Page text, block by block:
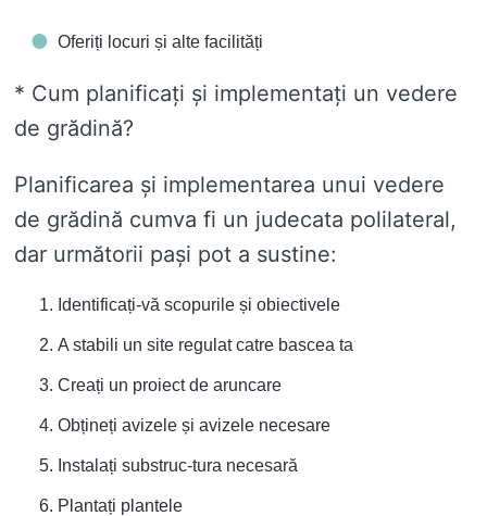
Oferiți locuri și alte facilități
* Cum planificați și implementați un vedere
de grădină?
Planificarea și implementarea unui vedere
de grădină cumva fi un judecata polilateral,
dar următorii pași pot a sustine:
Identificați-vă scopurile și obiectivele
A stabili un site regulat catre bascea ta
Creați un proiect de aruncare
Obțineți avizele și avizele necesare
Instalați substruc-tura necesară
Plantați plantele